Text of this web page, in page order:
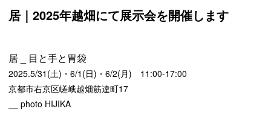
居｜2025年越畑にて展示会を開催します
居 _ 目と手と胃袋
2025.5/31(土)・6/1(日)・6/2(月) 11:00-17:00
京都市右京区嵯峨越畑筋違町17
__ photo HIJIKA